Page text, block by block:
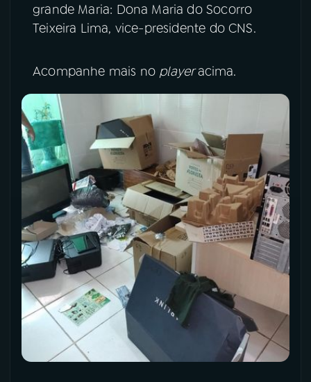
grande Maria: Dona Maria do Socorro
Teixeira Lima, vice-presidente do CNS.
Acompanhe mais no playeracima.